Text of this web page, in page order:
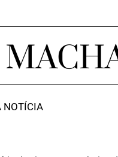
NOTÍCIA